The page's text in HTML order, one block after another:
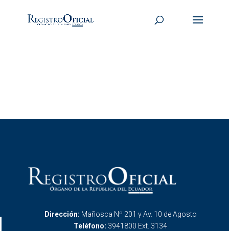
Dirección: Mañosca Nº 201 y Av. 10 de Agosto
Teléfono: 3941800 Ext. 3134